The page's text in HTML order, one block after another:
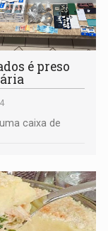
é preso
caixa de